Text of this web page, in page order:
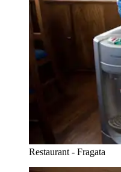
Restaurant - Fragata